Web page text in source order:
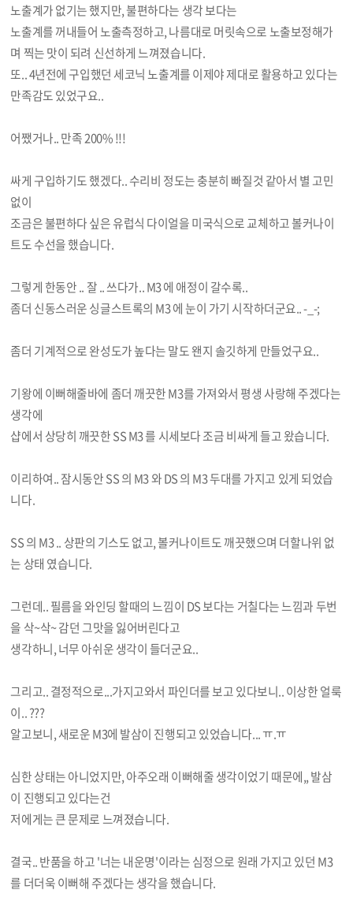
노출계가 없기는 했지만, 불편하다는 생각 보다는
노출계를 꺼내들어 노출측정하고, 나름대로 머릿속으로 노출보정해가
며 찍는 맛이 되려 신선하게 느껴졌습니다.
또.. 4년전에 구입했던 세코닉 노출계를 이제야 제대로 활용하고 있다는
만족감도 있었구요..
어쨌거나.. 만족 200% !!!
싸게 구입하기도 했겠다.. 수리비 정도는 충분히 빠질것 같아서 별 고민
없이
조금은 불편하다 싶은 유럽식 다이얼을 미국식으로 교체하고 볼커나이
트도 수선을 했습니다.
그렇게 한동안 .. 잘 .. 쓰다가.. M3 에 애정이 갈수록..
좀더 신동스러운 싱글스트록의 M3 에 눈이 가기 시작하더군요.. -_-;
좀더 기계적으로 완성도가 높다는 말도 왠지 솔깃하게 만들었구요..
기왕에 이뻐해줄바에 좀더 깨끗한 M3를 가져와서 평생 사랑해 주겠다는
생각에
샵에서 상당히 깨끗한 SS M3 를 시세보다 조금 비싸게 들고 왔습니다.
이리하여.. 잠시동안 SS 의 M3 와 DS 의 M3 두대를 가지고 있게 되었습
니다.
SS 의 M3 .. 상판의 기스도 없고, 볼커나이트도 깨끗했으며 더할나위 없
는 상태 였습니다.
그런데.. 필름을 와인딩 할때의 느낌이 DS 보다는 거칠다는 느낌과 두번
을 삭~삭~ 감던 그맛을 잃어버린다고
생각하니, 너무 아쉬운 생각이 들더군요..
그리고.. 결정적으로...가지고와서 파인더를 보고 있다보니.. 이상한 얼룩
이.. ???
알고보니, 새로운 M3에 발삼이 진행되고 있었습니다... ㅠ.ㅠ
심한 상태는 아니었지만, 아주오래 이뻐해줄 생각이었기 때문에,, 발삼
이 진행되고 있다는건
저에게는 큰 문제로 느껴졌습니다.
결국.. 반품을 하고 '너는 내운명'이라는 심정으로 원래 가지고 있던 M3
를 더더욱 이뻐해 주겠다는 생각을 했습니다.